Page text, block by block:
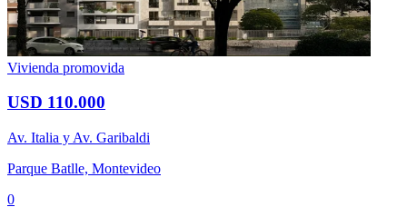
Vivienda promovida
USD 110.000
Av. Italia y Av. Garibaldi
Parque Batlle, Montevideo
0